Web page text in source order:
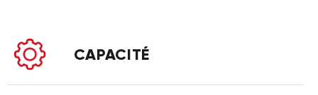
CAPACITÉ